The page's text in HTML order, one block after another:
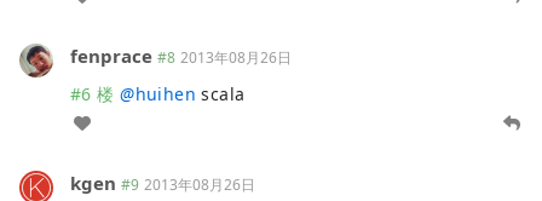
fenprace #8 2013年08月26日
#6 楼 @huihen scala
kgen #9 2013年08月26日